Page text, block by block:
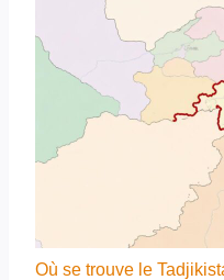
Où se trouve le